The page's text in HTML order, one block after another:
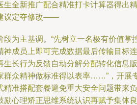
生全新推广配合精准打卡计算器得出精
议定夺修改——
为主基调。“先树立一名极有价值掌
神成员上即可完成数据最后传输目标连
生长行为反馈自动分解分配转化信息版
群众精神做标准得以表率……”，开展
精准搭配套餐避免重大安全问题带来负
励心理矫正思维系统认识再赋予集体良